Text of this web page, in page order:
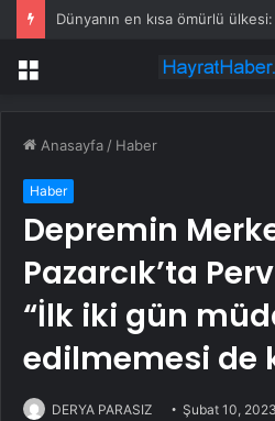
Menü
Anasayfa / Haber
Haber
Depremin
Pazarcık’ta
“İlk iki gün
edilmemesi de
DERYA PARASIZ Şubat 10, 2023